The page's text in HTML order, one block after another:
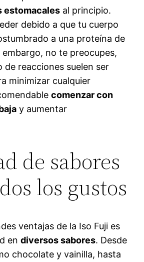
estomacales al principio.
debido a que tu cuerpo
a una proteína de
embargo, no te preocupes,
de reacciones suelen ser
minimizar cualquier
comenzar con
y aumentar
de sabores
los gustos
ventajas de la Iso Fuji es
endiversos sabores. Desde
chocolate y vainilla, hasta